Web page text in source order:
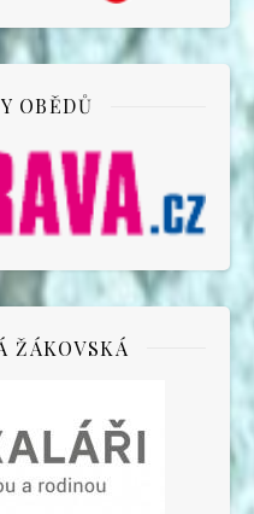
OBĚDŮ
ŽÁKOVSKÁ